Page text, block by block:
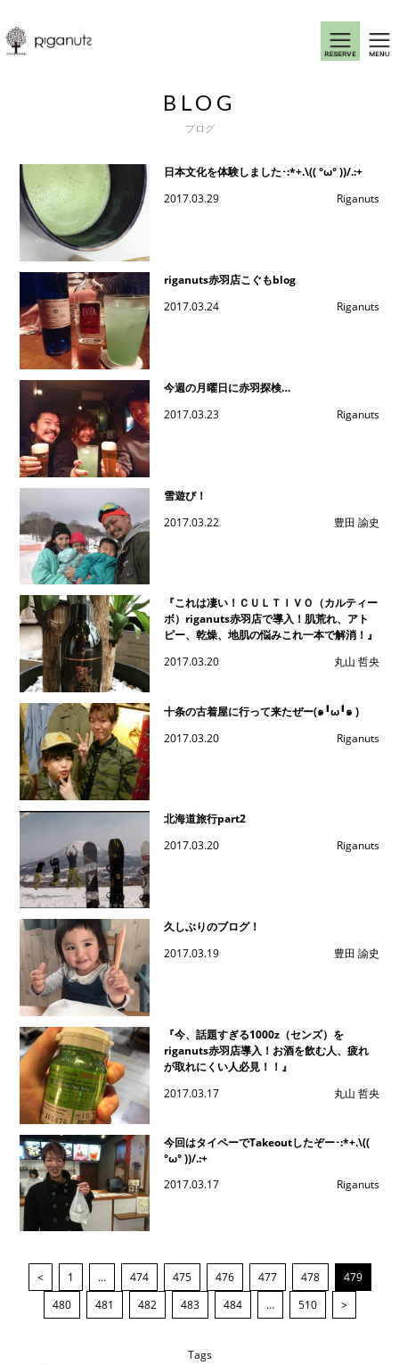
BLOG
ブログ
日本文化を体験しました･:*+.\(( °ω° ))/.:+
2017.03.29
Riganuts
riganuts赤羽店こぐもblog
2017.03.24
Riganuts
今週の月曜日に赤羽探検…
2017.03.23
Riganuts
雪遊び！
2017.03.22
豊田 諭史
『これは凄い！ＣＵＬＴＩＶＯ（カルティー
ボ）riganuts赤羽店で導入！肌荒れ、アト
ピー、乾燥、地肌の悩みこれ一本で解消！』
2017.03.20
丸山 哲央
十条の古着屋に行って来たぜー(๑╹ω╹๑ )
2017.03.20
Riganuts
北海道旅行part2
2017.03.20
Riganuts
久しぶりのブログ！
2017.03.19
豊田 諭史
『今、話題すぎる1000z（センズ）を
riganuts赤羽店導入！お酒を飲む人、疲れ
が取れにくい人必見！！』
2017.03.17
丸山 哲央
今回はタイペーでTakeoutしたぞー･:*+.\((
°ω° ))/.:+
2017.03.17
Riganuts
< 1 … 474 475 476 477 478
479
480
481 482 483 484 … 510 >
Tags